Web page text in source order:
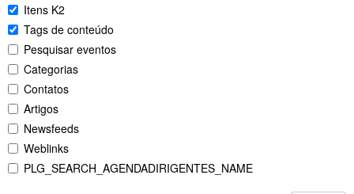
Itens K2
Tags de conteúdo
Pesquisar eventos
Categorias
Contatos
Artigos
Newsfeeds
Weblinks
PLG_SEARCH_AGENDADIRIGENTES_NAME